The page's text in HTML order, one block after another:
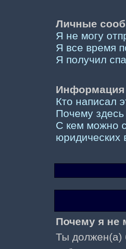
Личные
Я не могу
Я все время
Я получил
Информация
Кто написал
Почему
С кем можно
юридических
Почему я не
Ты должен(а)